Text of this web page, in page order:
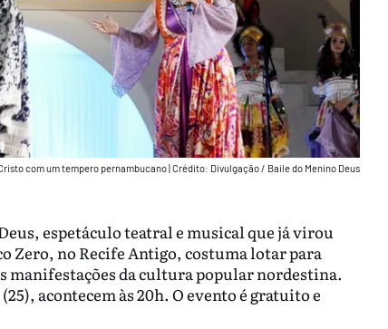
com um tempero pernambucano|Crédito: Divulgação / Baile do Menino Deus
espetáculo teatral e musical que já virou
Zero, no Recife Antigo, costuma lotar para
manifestações da cultura popular nordestina.
acontecem às 20h. O evento é gratuito e